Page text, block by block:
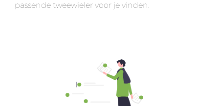
passende tweewieler voor je vinden.